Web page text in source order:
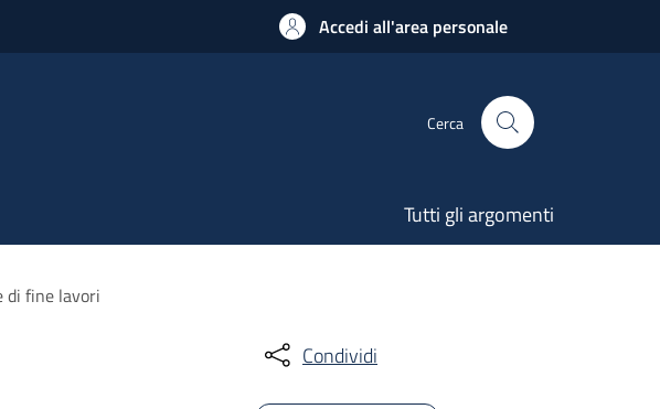
Accedi all'area personale
Cerca
Tutti gli argomenti
di fine lavori
Condividi